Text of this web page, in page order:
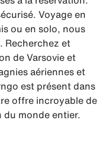
Voyage en
ou en solo, nous
Recherchez et
de Varsovie et
aériennes et
est présent dans
offre incroyable de
monde entier.